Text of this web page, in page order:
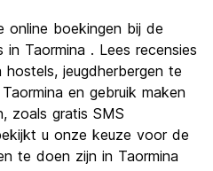
8.9
7.1
7.3
online boekingen bij de
Taormina . Lees recensies
jeugdherbergen te
en gebruik maken
zoals gratis SMS
u onze keuze voor de
te doen zijn in Taormina